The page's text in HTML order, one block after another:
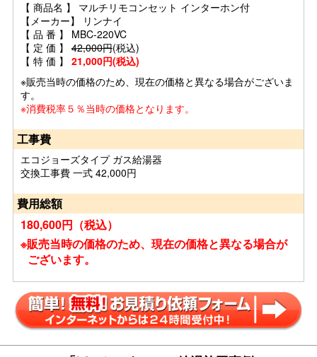
【 商品名 】 マルチリモコンセット インターホン付
【メーカー】 リンナイ
【 品 番 】 MBC-220VC
【 定 価 】 42,000円(税込)
【 特 価 】 21,000円(税込)
※販売当時の価格のため、現在の価格と異なる場合がございま
す。
※消費税率５％当時の価格となります。
工事費
エコジョーズタイプ ガス給湯器
交換工事費 一式 42,000円
費用総額
180,600円（税込）
※販売当時の価格のため、現在の価格と異なる場合が
ございます。